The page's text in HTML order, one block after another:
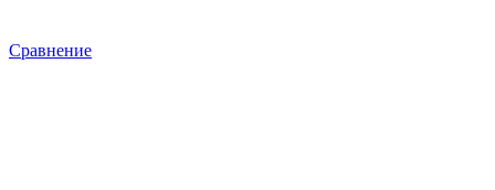
Сравнение